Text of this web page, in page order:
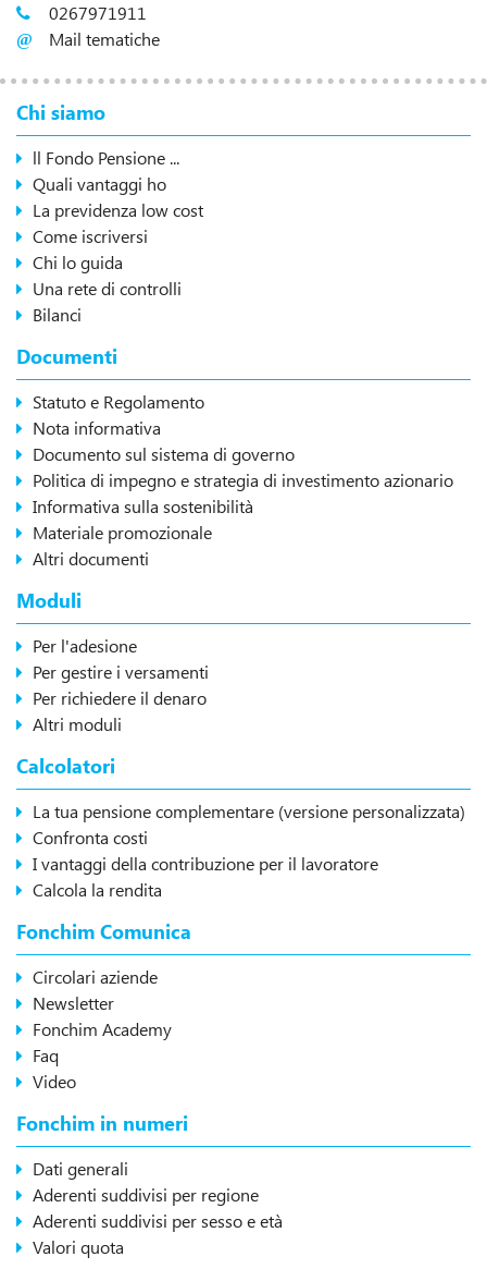
0267971911
Mail tematiche
Chi siamo
ll Fondo Pensione ...
Quali vantaggi ho
La previdenza low cost
Come iscriversi
Chi lo guida
Una rete di controlli
Bilanci
Documenti
Statuto e Regolamento
Nota informativa
Documento sul sistema di governo
Politica di impegno e strategia di investimento azionario
Informativa sulla sostenibilità
Materiale promozionale
Altri documenti
Moduli
Per l'adesione
Per gestire i versamenti
Per richiedere il denaro
Altri moduli
Calcolatori
La tua pensione complementare (versione personalizzata)
Confronta costi
I vantaggi della contribuzione per il lavoratore
Calcola la rendita
Fonchim Comunica
Circolari aziende
Newsletter
Fonchim Academy
Faq
Video
Fonchim in numeri
Dati generali
Aderenti suddivisi per regione
Aderenti suddivisi per sesso e età
Valori quota